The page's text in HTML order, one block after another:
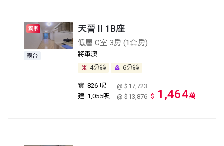
獨家
露台
天晉 II 1B座
低層 C室 3房 (1套房)
將軍澳
4分鐘
6分鐘
實 826 呎
@ $17,723
建 1,055呎 @ $13,876 $ 1,464萬